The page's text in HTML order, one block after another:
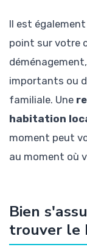
Il est
point sur votre
importants ou
familiale. Une
habitation
moment peut
au moment où
Bien
trouver le